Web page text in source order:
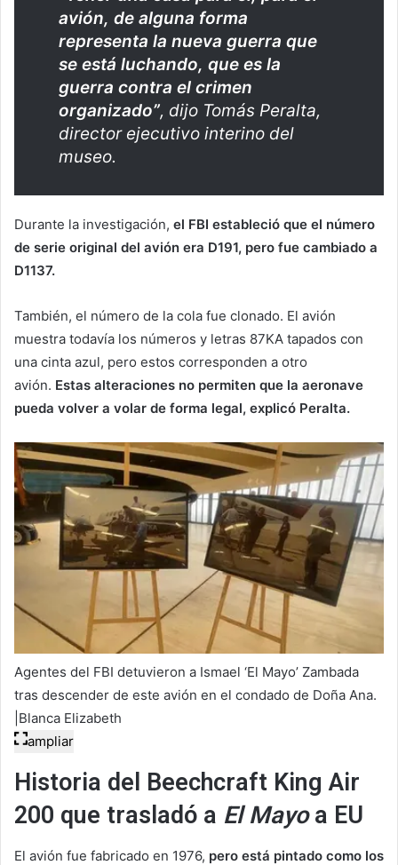
avión, de alguna forma
representa la nueva guerra que
se está luchando, que es la
guerra contra el crimen
organizado”, dijo Tomás Peralta,
director ejecutivo interino del
museo.
Durante la investigación, el FBI estableció que el número
de serie original del avión era D191, pero fue cambiado a
D1137.
También, el número de la cola fue clonado. El avión
muestra todavía los números y letras 87KA tapados con
una cinta azul, pero estos corresponden a otro
avión. Estas alteraciones no permiten que la aeronave
pueda volver a volar de forma legal, explicó Peralta.
Agentes del FBI detuvieron a Ismael ‘El Mayo’ Zambada
tras descender de este avión en el condado de Doña Ana.
|Blanca Elizabeth
ampliar
Historia del Beechcraft King Air
200 que trasladó a El Mayoa EU
El avión fue fabricado en 1976, pero está pintado como los